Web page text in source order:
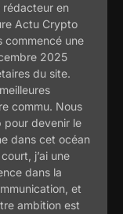
rédacteur en
Actu Crypto
commencé une
2025
du site.
commu. Nous
pour devenir le
dans cet océan
j’ai une
dans la
et
ambition est